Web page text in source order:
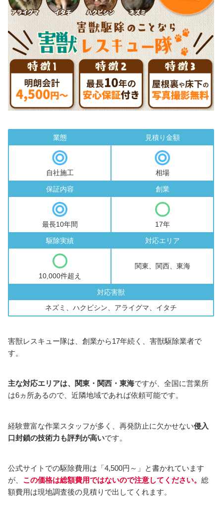
業態
自社施工
見積り金額
相場
保証内容
最長10年間
創業
17年
駆除実績
10,000件超え
対応エリア
関東、関西、東海
対応害獣
ネズミ、ハクビシン、アライグマ、イタチ
害獣レスキュー隊は、創業から17年続く、害獣駆除業者で
す。
主な対応エリアは、関東・関西・東海ですが、全国に営業所
は6ヵ所あるので、近隣地域であれば依頼可能です。
経験豊富な作業スタッフが多く、再発防止に欠かせない侵入
口封鎖の技術力も評判が高いです。
公式サイトでの駆除費用は「4,500円～」と書かれています
が、 この価格は総額費用ではないので注意してください。 総
額費用は現地調査後の見積りで出してくれます。